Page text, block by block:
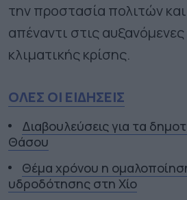
την προστασία πολιτών
απέναντι στις
κλιματικής κρίσης.
ΟΛΕΣ ΟΙ ΕΙΔΗΣΕΙΣ
Διαβουλεύσεις για τα
Θάσου
Θέμα χρόνου η
υδροδότησης στη Χίο